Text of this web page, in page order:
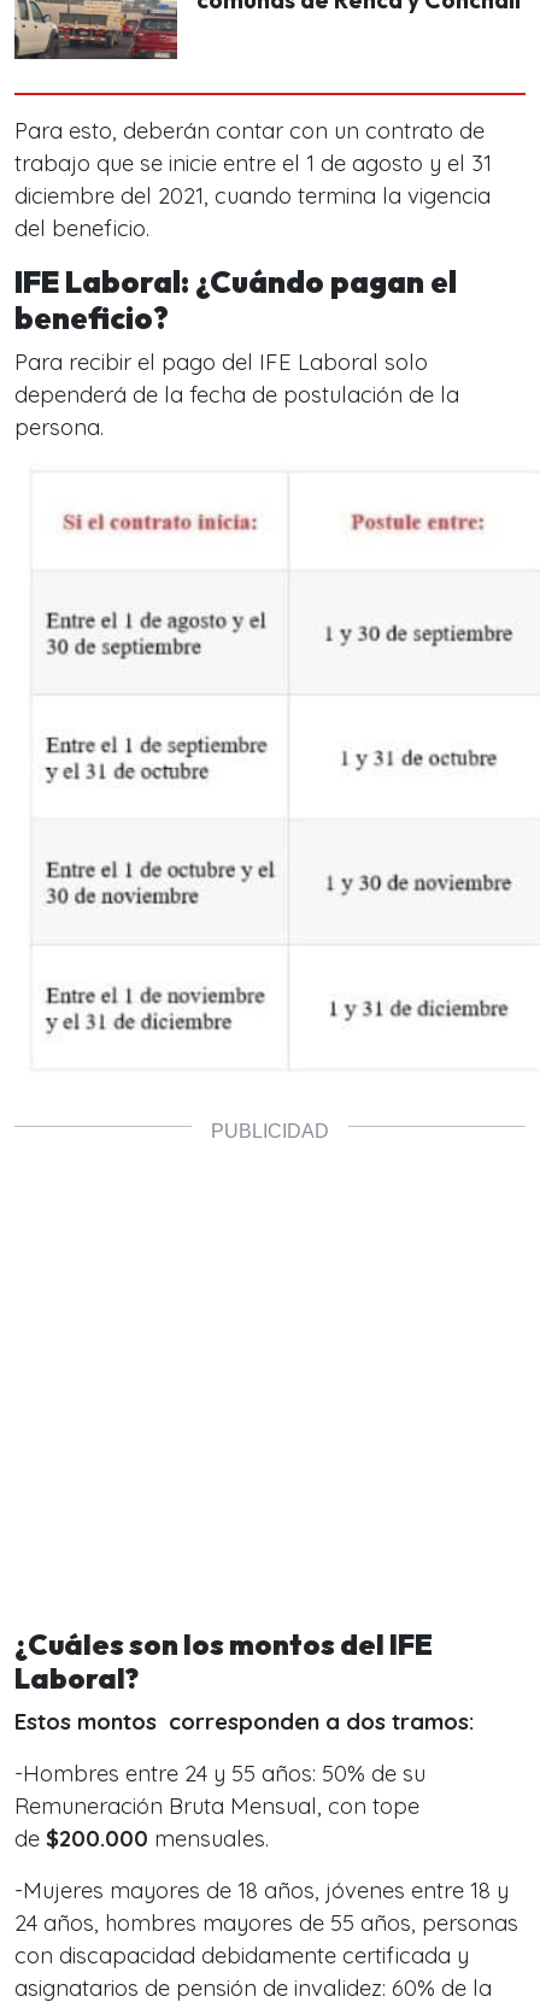
Para esto, deberán contar con un contrato de
trabajo que se inicie entre el 1 de agosto y el 31
diciembre del 2021, cuando termina la vigencia
del beneficio.
IFE Laboral: ¿Cuándo pagan el
beneficio?
Para recibir el pago del IFE Laboral solo
dependerá de la fecha de postulación de la
persona.
¿Cuáles son los montos del IFE
Laboral?
Estos montos corresponden a dos tramos:
-Hombres entre 24 y 55 años: 50% de su
Remuneración Bruta Mensual, con tope
de $200.000 mensuales.
-Mujeres mayores de 18 años, jóvenes entre 18 y
24 años, hombres mayores de 55 años, personas
con discapacidad debidamente certificada y
asignatarios de pensión de invalidez: 60% de la